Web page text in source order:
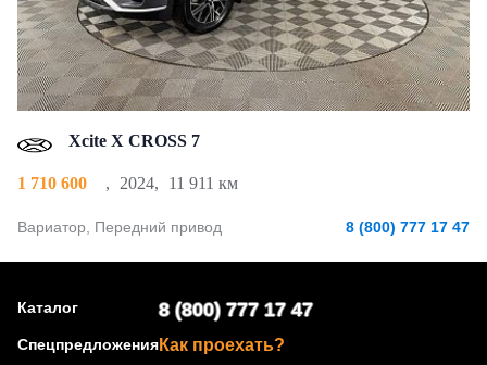
Xcite X CROSS 7
1 710 600 , 2024, 11 911 км
Вариатор, Передний привод 8 (800) 777 17 47
Каталог
Спецпредложения
8 (800) 777 17 47
Как проехать?